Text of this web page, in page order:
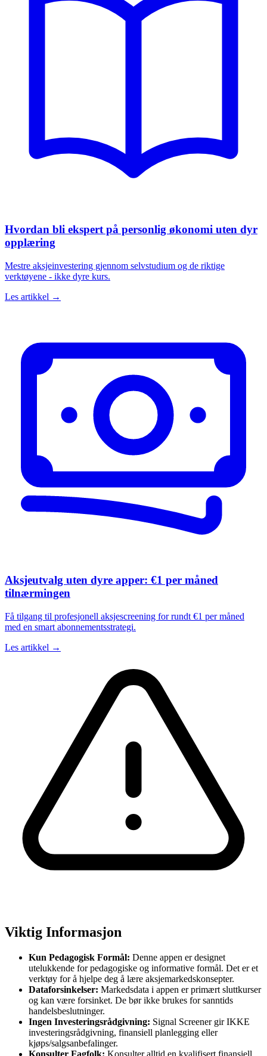
Hvordan bli ekspert på personlig økonomi uten dyr
opplæring
Mestre aksjeinvestering gjennom selvstudium og de riktige
verktøyene - ikke dyre kurs.
Les artikkel →
Aksjeutvalg uten dyre apper: €1 per måned
tilnærmingen
Få tilgang til profesjonell aksjescreening for rundt €1 per måned
med en smart abonnementsstrategi.
Les artikkel →
Viktig Informasjon
Kun Pedagogisk Formål: Denne appen er designet
utelukkende for pedagogiske og informative formål. Det er et
verktøy for å hjelpe deg å lære aksjemarkedskonsepter.
Dataforsinkelser: Markedsdata i appen er primært sluttkurser
og kan være forsinket. De bør ikke brukes for sanntids
handelsbeslutninger.
Ingen Investeringsrådgivning: Signal Screener gir IKKE
investeringsrådgivning, finansiell planlegging eller
kjøps/salgsanbefalinger.